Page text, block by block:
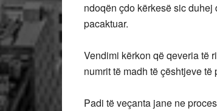
ndoqën çdo kërkesë sic
pacaktuar.
Vendimi kërkon që qeveria të
numrit të madh të çështjeve të
Padi të veçanta jane ne